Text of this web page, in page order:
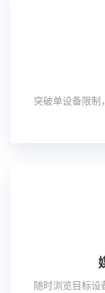
突破单设备限制
随时浏览目标设